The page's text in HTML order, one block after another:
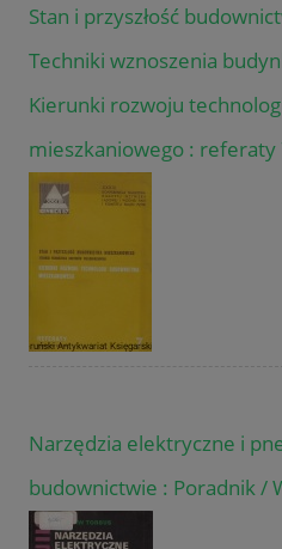
Stan i przyszłość
Techniki wznoszenia
Kierunki rozwoju
mieszkaniowego :
Narzędzia elektryczne i
budownictwie : Poradnik /